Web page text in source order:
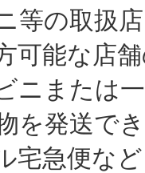
等の取扱
可能な店
たは一
を発送で
便など